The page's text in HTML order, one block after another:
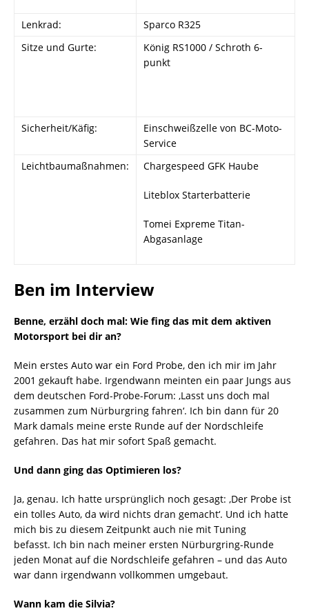
Lenkrad:
Sparco R325
Sitze und Gurte:
König RS1000 / Schroth 6-
punkt
Sicherheit/Käfig:
Einschweißzelle von BC-Moto-
Service
Leichtbaumaßnahmen:
Chargespeed GFK Haube
Liteblox Starterbatterie
Tomei Expreme Titan-
Abgasanlage
Ben im Interview
Benne, erzähl doch mal: Wie fing das mit dem aktiven
Motorsport bei dir an?
Mein erstes Auto war ein Ford Probe, den ich mir im Jahr
2001 gekauft habe. Irgendwann meinten ein paar Jungs aus
dem deutschen Ford-Probe-Forum: ‚Lasst uns doch mal
zusammen zum Nürburgring fahren‘. Ich bin dann für 20
Mark damals meine erste Runde auf der Nordschleife
gefahren. Das hat mir sofort Spaß gemacht.
Und dann ging das Optimieren los?
Ja, genau. Ich hatte ursprünglich noch gesagt: ‚Der Probe ist
ein tolles Auto, da wird nichts dran gemacht‘. Und ich hatte
mich bis zu diesem Zeitpunkt auch nie mit Tuning
befasst. Ich bin nach meiner ersten Nürburgring-Runde
jeden Monat auf die Nordschleife gefahren – und das Auto
war dann irgendwann vollkommen umgebaut.
Wann kam die Silvia?